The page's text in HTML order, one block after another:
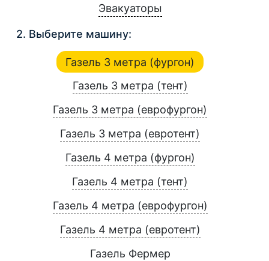
Эвакуаторы
2. Выберите машину:
Газель 3 метра (фургон)
Газель 3 метра (тент)
Газель 3 метра (еврофургон)
Газель 3 метра (евротент)
Газель 4 метра (фургон)
Газель 4 метра (тент)
Газель 4 метра (еврофургон)
Газель 4 метра (евротент)
Газель Фермер